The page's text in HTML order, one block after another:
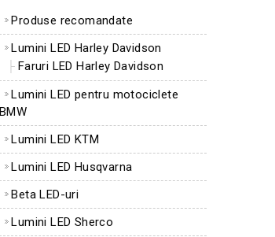
Produse recomandate
Lumini LED Harley Davidson
Faruri LED Harley Davidson
Lumini LED pentru motociclete
BMW
Lumini LED KTM
Lumini LED Husqvarna
Beta LED-uri
Lumini LED Sherco